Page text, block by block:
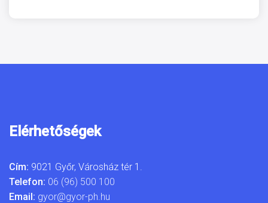
Elérhetőségek
Cím: 9021 Győr, Városház tér 1.
Telefon: 06 (96) 500 100
Email: gyor@gyor-ph.hu